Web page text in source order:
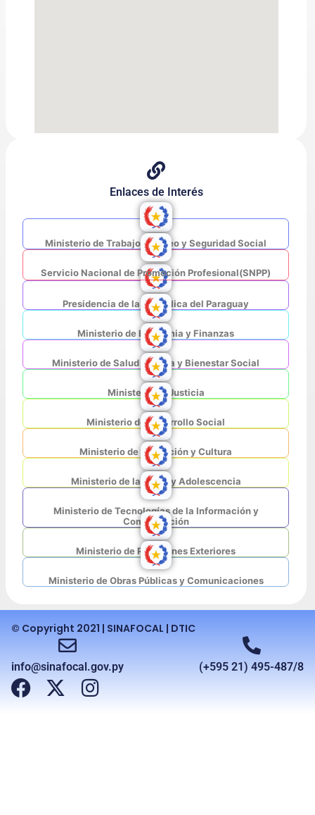
Enlaces de Interés
Ministerio de Trabajo, Empleo y Seguridad Social
Servicio Nacional de Promoción Profesional(SNPP)
Presidencia de la República del Paraguay
Ministerio de Economia y Finanzas
Ministerio de Salud Pública y Bienestar Social
Ministerio de Justicia
Ministerio de Desarrollo Social
Ministerio de Educación y Cultura
Ministerio de la Niñez y Adolescencia
Ministerio de Tecnologías de la Información y
Comunicación
Ministerio de Relaciones Exteriores
Ministerio de Obras Públicas y Comunicaciones
© Copyright 2021 | SINAFOCAL | DTIC
info@sinafocal.gov.py (+595 21) 495-487/8